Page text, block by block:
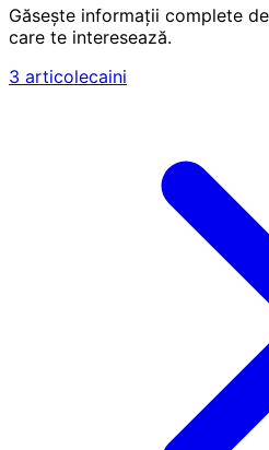
Găsește informații complete
care te interesează.
3 articolecaini